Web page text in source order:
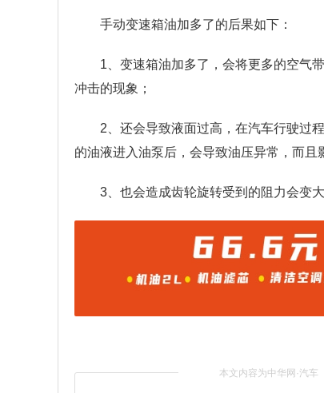
手动变速箱油加多了的后果如下：
1、变速箱油加多了，会将更多的空气
冲击的现象；
2、还会导致液面过高，在汽车行驶过
的油液进入油泵后，会导致油压异常，而且
3、也会造成齿轮旋转受到的阻力会变
本文内容为中华网·汽车